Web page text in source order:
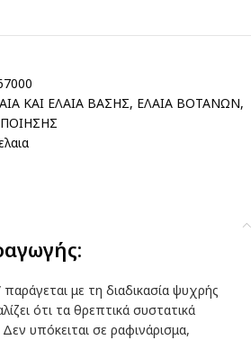
ΚΑΙ ΕΛΑΙΑ ΒΑΣΗΣ, ΕΛΑΙΑ ΒΟΤΑΝΩΝ,
με τη διαδικασία ψυχρής
ότι τα θρεπτικά συστατικά
υπόκειται σε ραφινάρισμα,